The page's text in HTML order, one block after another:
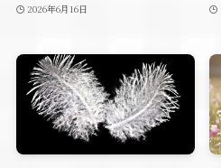
2026年6月16日